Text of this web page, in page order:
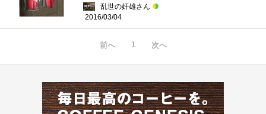
乱世の奸雄さん
2016/03/04
前へ 1 次へ